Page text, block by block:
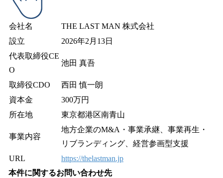
会社名
THE LAST MAN 株式会社
設立
2026年2月13日
代表取締役CE
O
池田 真吾
取締役CDO
西田 慎一朗
資本金
300万円
所在地
東京都港区南青山
事業内容
地方企業のM&A・事業承継、事業再生・
リブランディング、経営参画型支援
URL
https://thelastman.jp
本件に関するお問い合わせ先